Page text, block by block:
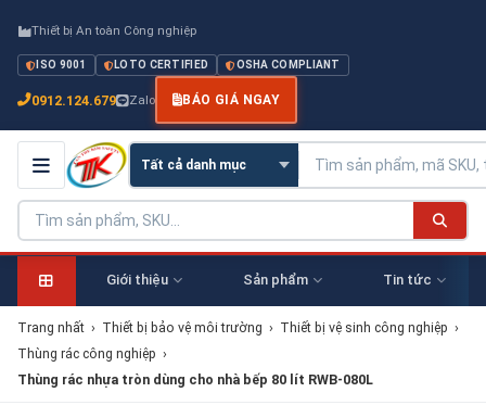
Thiết bị An toàn Công nghiệp
ISO 9001 LOTO CERTIFIED OSHA COMPLIANT
0912.124.679 Zalo BÁO GIÁ NGAY
Giới thiệu Sản phẩm Tin tức
Trang nhất › Thiết bị bảo vệ môi trường › Thiết bị vệ sinh công nghiệp ›
Thùng rác công nghiệp ›
Thùng rác nhựa tròn dùng cho nhà bếp 80 lít RWB-080L